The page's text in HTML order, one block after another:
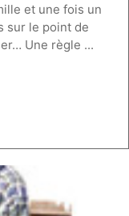
et une fois un
sur le point de
Une règle ...